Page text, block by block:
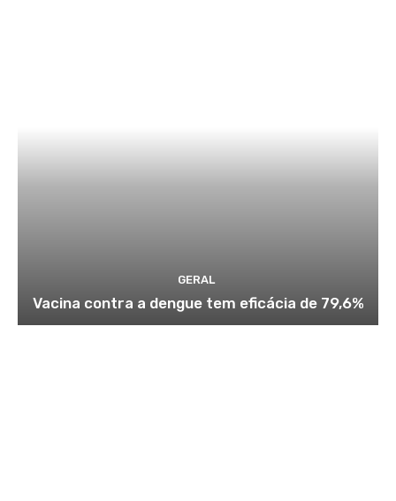
GERAL
Vacina contra a dengue tem eficácia de 79,6%